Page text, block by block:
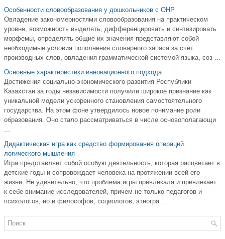
Особенности словообразования у дошкольников с ОНР
Овладение закономерностями словообразования на практическом
уровне, возможность выделять, дифференцировать и синтезировать
морфемы, определять общие их значения представляют собой
необходимые условия пополнения словарного запаса за счет
производных слов, овладения грамматической системой языка, соз ...
Основные характеристики инновационного подхода
Достижения социально-экономического развития Республики
Казахстан за годы независимости получили широкое признание как
уникальной модели ускоренного становления самостоятельного
государства. На этом фоне утвердилось новое понимание роли
образования. Оно стало рассматриваться в числе основополагающи
...
Дидактическая игра как средство формирования операций
логического мышления
Игра представляет собой особую деятельность, которая расцветает в
детские годы и сопровождает человека на протяжении всей его
жизни. Не удивительно, что проблема игры привлекала и привлекает
к себе внимание исследователей, причем не только педагогов и
психологов, но и философов, социологов, этногра ...